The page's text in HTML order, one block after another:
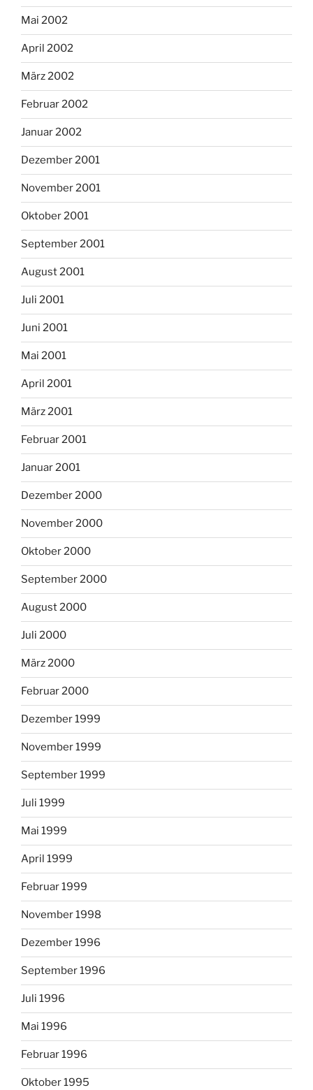
Mai 2002
April 2002
März 2002
Februar 2002
Januar 2002
Dezember 2001
November 2001
Oktober 2001
September 2001
August 2001
Juli 2001
Juni 2001
Mai 2001
April 2001
März 2001
Februar 2001
Januar 2001
Dezember 2000
November 2000
Oktober 2000
September 2000
August 2000
Juli 2000
März 2000
Februar 2000
Dezember 1999
November 1999
September 1999
Juli 1999
Mai 1999
April 1999
Februar 1999
November 1998
Dezember 1996
September 1996
Juli 1996
Mai 1996
Februar 1996
Oktober 1995